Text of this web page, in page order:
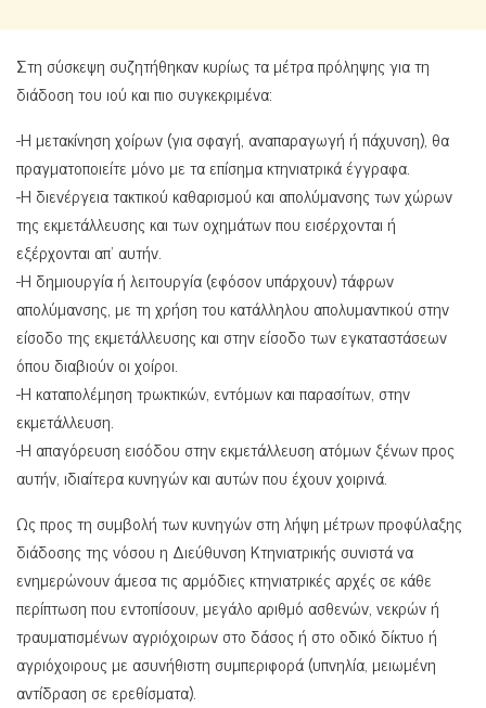
Στη σύσκεψη συζητήθηκαν κυρίως τα μέτρα πρόληψης για τη
διάδοση του ιού και πιο συγκεκριμένα:
-Η μετακίνηση χοίρων (για σφαγή, αναπαραγωγή ή πάχυνση), θα
πραγματοποιείτε μόνο με τα επίσημα κτηνιατρικά έγγραφα.
-Η διενέργεια τακτικού καθαρισμού και απολύμανσης των χώρων
της εκμετάλλευσης και των οχημάτων που εισέρχονται ή
εξέρχονται απ’ αυτήν.
-Η δημιουργία ή λειτουργία (εφόσον υπάρχουν) τάφρων
απολύμανσης, με τη χρήση του κατάλληλου απολυμαντικού στην
είσοδο της εκμετάλλευσης και στην είσοδο των εγκαταστάσεων
όπου διαβιούν οι χοίροι.
-Η καταπολέμηση τρωκτικών, εντόμων και παρασίτων, στην
εκμετάλλευση.
-Η απαγόρευση εισόδου στην εκμετάλλευση ατόμων ξένων προς
αυτήν, ιδιαίτερα κυνηγών και αυτών που έχουν χοιρινά.
Ως προς τη συμβολή των κυνηγών στη λήψη μέτρων προφύλαξης
διάδοσης της νόσου η Διεύθυνση Κτηνιατρικής συνιστά να
ενημερώνουν άμεσα τις αρμόδιες κτηνιατρικές αρχές σε κάθε
περίπτωση που εντοπίσουν, μεγάλο αριθμό ασθενών, νεκρών ή
τραυματισμένων αγριόχοιρων στο δάσος ή στο οδικό δίκτυο ή
αγριόχοιρους με ασυνήθιστη συμπεριφορά (υπνηλία, μειωμένη
αντίδραση σε ερεθίσματα).